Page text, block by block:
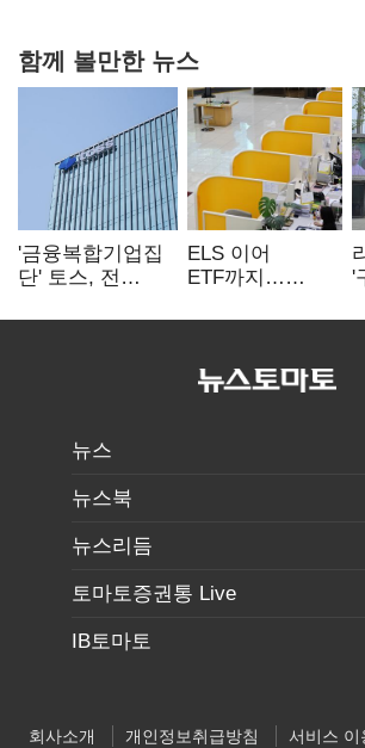
함께 볼만한 뉴스
'금융복합기업집
단' 토스, 전
표준화
ELS 이어
ETF까지…
제동 걸린 은행
'
뉴스
뉴스북
뉴스리듬
토마토증권통 Live
IB토마토
회사소개 개인정보취급방침 서비스 이